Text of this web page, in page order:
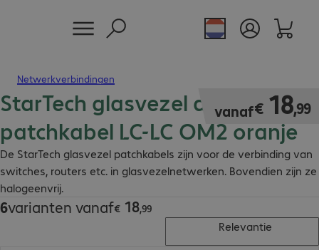
Netwerkverbindingen
StarTech glasvezel duplex
patchkabel LC-LC OM2 oranje
De StarTech glasvezel patchkabels zijn voor de verbinding van
switches, routers etc. in glasvezelnetwerken. Bovendien zijn ze
halogeenvrij.
vanaf€ 18,99
€ 18,99
6varianten vanaf€ 18,99
€ 18,99
Relevantie